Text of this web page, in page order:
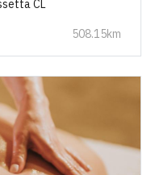
CL
508.15km